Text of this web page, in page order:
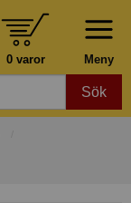
Meny
0 varor
Sök